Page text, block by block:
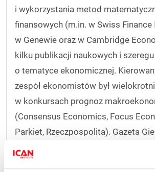
i wykorzystania metod
finansowych (m.in. w Swiss
w Genewie oraz w Cambridge
kilku publikacji naukowych i
o tematyce ekonomicznej.
zespół ekonomistów był
w konkursach prognoz
(Consensus Economics, Focus
Parkiet, Rzeczpospolita). Gazeta
i Inwestorów Parkiet przyznała mu
Ekonomisty Roku dwukrotnie z